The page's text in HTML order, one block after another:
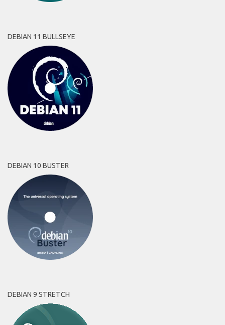
DEBIAN 11 BULLSEYE
DEBIAN 10 BUSTER
DEBIAN 9 STRETCH